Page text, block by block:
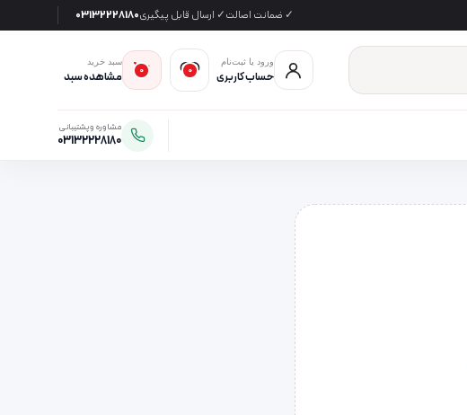
✓ ضمانت اصالت✓ ارسال قابل پیگیری03132228180
ورود یا ثبت‌نام
حساب کاربری 0
0
سبد خرید
مشاهده سبد
مشاوره و پشتیبانی
03132228180